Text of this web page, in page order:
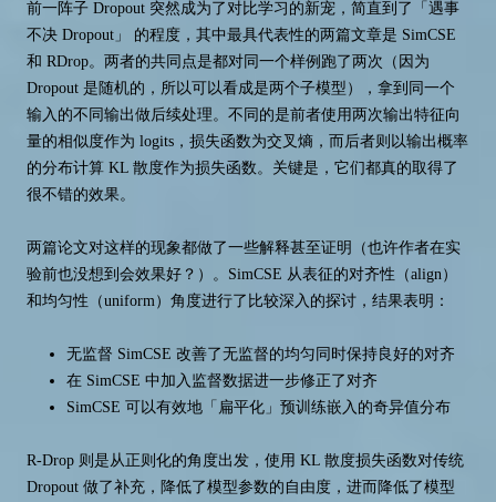
前一阵子 Dropout 突然成为了对比学习的新宠，简直到了「遇事
不决 Dropout」 的程度，其中最具代表性的两篇文章是 SimCSE
和 RDrop。两者的共同点是都对同一个样例跑了两次（因为
Dropout 是随机的，所以可以看成是两个子模型），拿到同一个
输入的不同输出做后续处理。不同的是前者使用两次输出特征向
量的相似度作为 logits，损失函数为交叉熵，而后者则以输出概率
的分布计算 KL 散度作为损失函数。关键是，它们都真的取得了
很不错的效果。
两篇论文对这样的现象都做了一些解释甚至证明（也许作者在实
验前也没想到会效果好？）。SimCSE 从表征的对齐性（align）
和均匀性（uniform）角度进行了比较深入的探讨，结果表明：
无监督 SimCSE 改善了无监督的均匀同时保持良好的对齐
在 SimCSE 中加入监督数据进一步修正了对齐
SimCSE 可以有效地「扁平化」预训练嵌入的奇异值分布
R-Drop 则是从正则化的角度出发，使用 KL 散度损失函数对传统
Dropout 做了补充，降低了模型参数的自由度，进而降低了模型